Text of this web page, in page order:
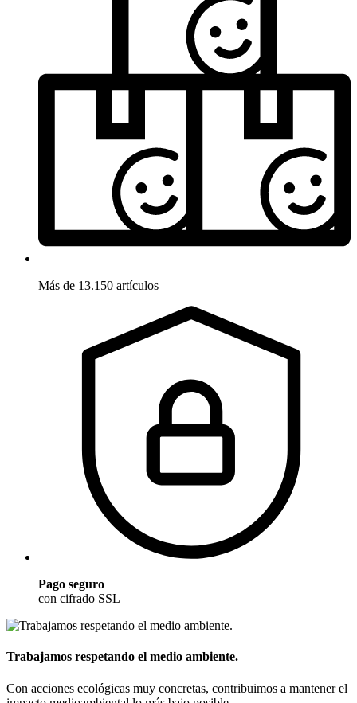
Más de 13.150 artículos
Pago seguro
con cifrado SSL
Trabajamos respetando el medio ambiente.
Con acciones ecológicas muy concretas, contribuimos a mantener el